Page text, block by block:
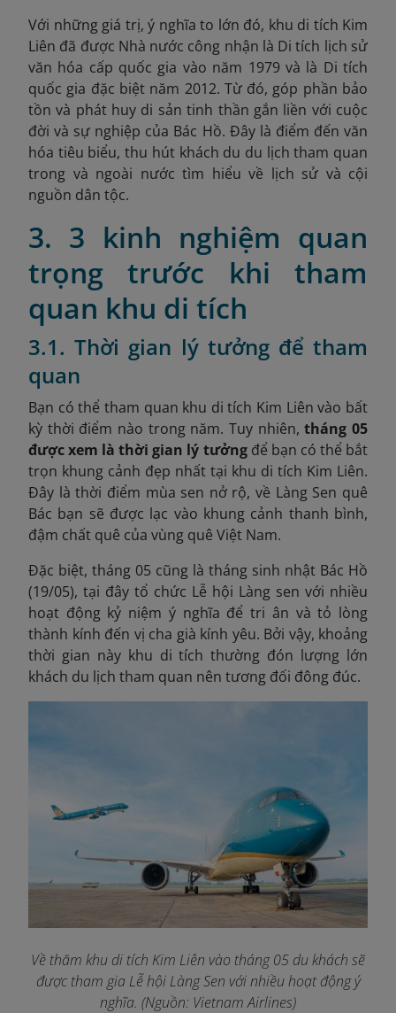
Với những giá trị, ý nghĩa to lớn đó, khu di tích Kim
Liên đã được Nhà nước công nhận là Di tích lịch sử
văn hóa cấp quốc gia vào năm 1979 và là Di tích
quốc gia đặc biệt năm 2012. Từ đó, góp phần bảo
tồn và phát huy di sản tinh thần gắn liền với cuộc
đời và sự nghiệp của Bác Hồ. Đây là điểm đến văn
hóa tiêu biểu, thu hút khách du du lịch tham quan
trong và ngoài nước tìm hiểu về lịch sử và cội
nguồn dân tộc.
3. 3 kinh nghiệm quan
trọng trước khi tham
quan khu di tích
3.1. Thời gian lý tưởng để tham
quan
Bạn có thể tham quan khu di tích Kim Liên vào bất
kỳ thời điểm nào trong năm. Tuy nhiên,tháng 05
được xem là thời gian lý tưởngđể bạn có thể bắt
trọn khung cảnh đẹp nhất tại khu di tích Kim Liên.
Đây là thời điểm mùa sen nở rộ, về Làng Sen quê
Bác bạn sẽ được lạc vào khung cảnh thanh bình,
đậm chất quê của vùng quê Việt Nam.
Đặc biệt, tháng 05 cũng là tháng sinh nhật Bác Hồ
(19/05), tại đây tổ chức Lễ hội Làng sen với nhiều
hoạt động kỷ niệm ý nghĩa để tri ân và tỏ lòng
thành kính đến vị cha già kính yêu. Bởi vậy, khoảng
thời gian này khu di tích thường đón lượng lớn
khách du lịch tham quan nên tương đối đông đúc.
Về thăm khu di tích Kim Liên vào tháng 05 du khách sẽ
được tham gia Lễ hội Làng Sen với nhiều hoạt động ý
nghĩa. (Nguồn: Vietnam Airlines)